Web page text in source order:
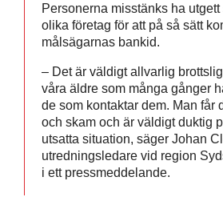
Personerna misstänks ha
olika företag för att på så sätt
målsägarnas bankid.
– Det är väldigt allvarlig
våra äldre som många gånger
de som kontaktar dem. Man får
och skam och är väldigt duktig
utsatta situation, säger Johan
utredningsledare vid region
i ett pressmeddelande.